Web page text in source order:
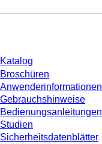
Katalog
Broschüren
Anwenderinformationen
Gebrauchshinweise
Bedienungsanleitungen
Studien
Sicherheitsdatenblätter